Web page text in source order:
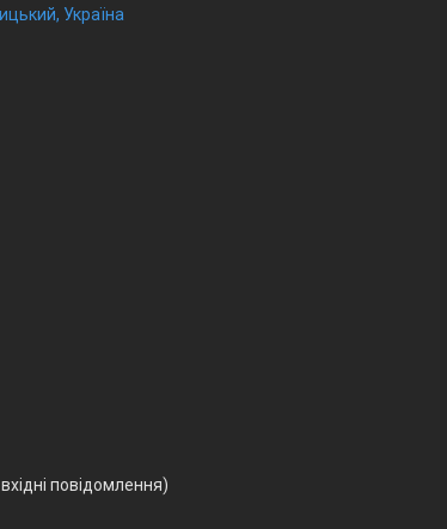
Україна
повідомлення)